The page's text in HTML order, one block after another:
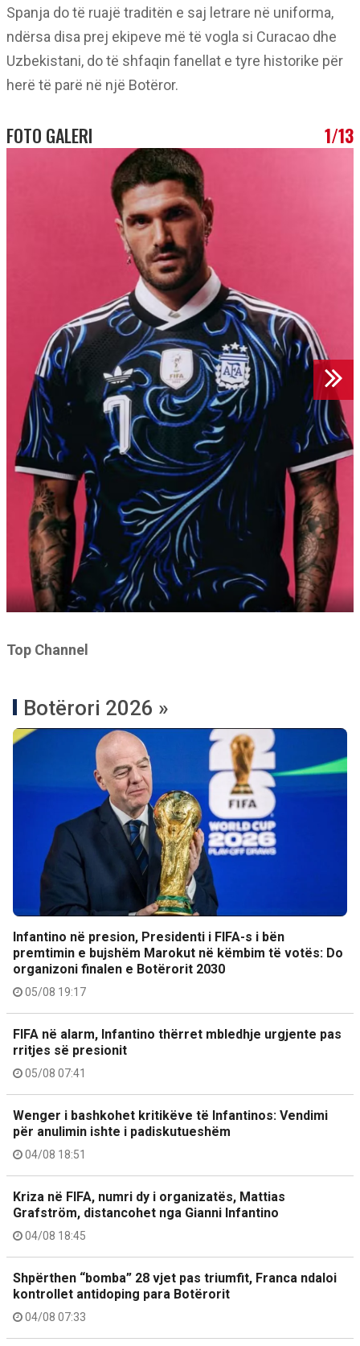
Spanja do të ruajë traditën e saj letrare në uniforma,
ndërsa disa prej ekipeve më të vogla si Curacao dhe
Uzbekistani, do të shfaqin fanellat e tyre historike për
herë të parë në një Botëror.
FOTO GALERI 1/13
Top Channel
Botërori 2026 »
Infantino në presion, Presidenti i FIFA-s i bën
premtimin e bujshëm Marokut në këmbim të votës: Do
organizoni finalen e Botërorit 2030
05/08 19:17
FIFA në alarm, Infantino thërret mbledhje urgjente pas
rritjes së presionit
05/08 07:41
Wenger i bashkohet kritikëve të Infantinos: Vendimi
për anulimin ishte i padiskutueshëm
04/08 18:51
Kriza në FIFA, numri dy i organizatës, Mattias
Grafström, distancohet nga Gianni Infantino
04/08 18:45
Shpërthen “bomba” 28 vjet pas triumfit, Franca ndaloi
kontrollet antidoping para Botërorit
04/08 07:33